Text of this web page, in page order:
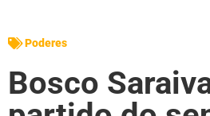
Poderes
Bosco